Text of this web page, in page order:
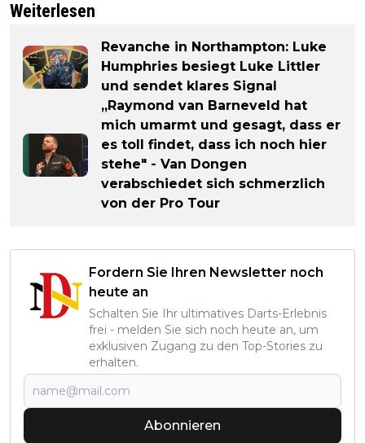
Weiterlesen
Revanche in Northampton: Luke
Humphries besiegt Luke Littler
und sendet klares Signal
„Raymond van Barneveld hat
mich umarmt und gesagt, dass er
es toll findet, dass ich noch hier
stehe" - Van Dongen
verabschiedet sich schmerzlich
von der Pro Tour
Fordern Sie Ihren Newsletter noch
heute an
Schalten Sie Ihr ultimatives Darts-Erlebnis
frei - melden Sie sich noch heute an, um
exklusiven Zugang zu den Top-Stories zu
erhalten.
Abonnieren